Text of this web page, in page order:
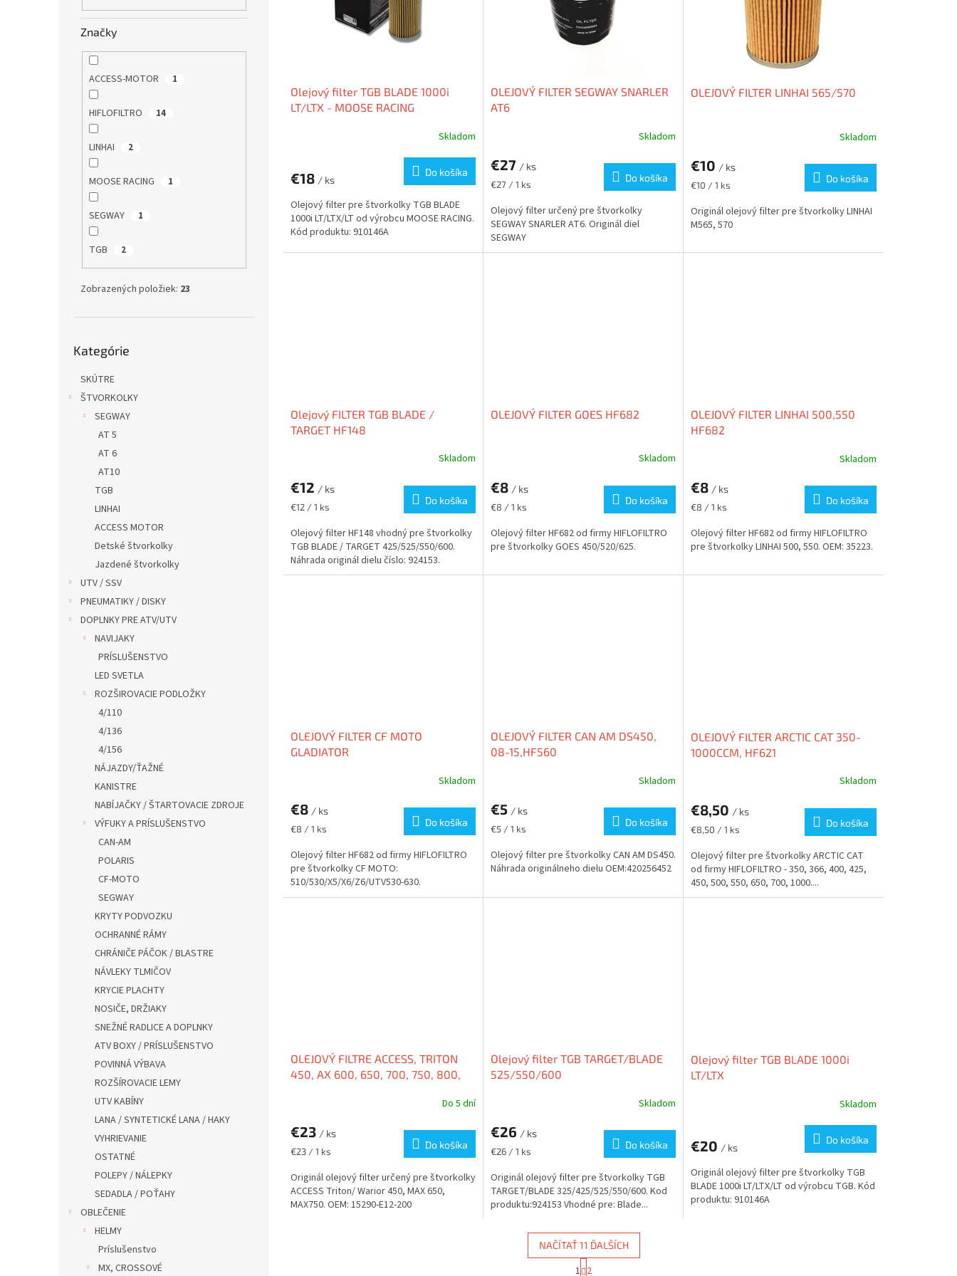
Značky
ACCESS-MOTOR 1
HIFLOFILTRO 14
LINHAI 2
MOOSE RACING 1
SEGWAY 1
TGB 2
Zobrazených položiek: 23
kategórie
Kategórie
SKÚTRE
ŠTVORKOLKY
SEGWAY
AT 5
AT 6
AT10
TGB
LINHAI
ACCESS MOTOR
Detské štvorkolky
Jazdené štvorkolky
UTV / SSV
PNEUMATIKY / DISKY
DOPLNKY PRE ATV/UTV
NAVIJAKY
PRÍSLUŠENSTVO
LED SVETLA
ROZŠIROVACIE PODLOŽKY
4/110
4/136
4/156
NÁJAZDY/ŤAŽNÉ
KANISTRE
NABÍJAČKY / ŠTARTOVACIE ZDROJE
VÝFUKY A PRÍSLUŠENSTVO
CAN-AM
POLARIS
CF-MOTO
SEGWAY
KRYTY PODVOZKU
OCHRANNÉ RÁMY
CHRÁNIČE PÁČOK / BLASTRE
NÁVLEKY TLMIČOV
KRYCIE PLACHTY
NOSIČE, DRŽIAKY
SNEŽNÉ RADLICE A DOPLNKY
ATV BOXY / PRÍSLUŠENSTVO
POVINNÁ VÝBAVA
ROZŠÍROVACIE LEMY
UTV KABÍNY
LANA / SYNTETICKÉ LANA / HAKY
VYHRIEVANIE
OSTATNÉ
POLEPY / NÁLEPKY
SEDADLA / POŤAHY
OBLEČENIE
HELMY
Príslušenstvo
MX, CROSSOVÉ
Olejový filter TGB BLADE 1000i
LT/LTX - MOOSE RACING
je
z
5
hviezdičiek.
Skladom
€18 / ks
Do košíka
Olejový filter pre štvorkolky TGB BLADE
1000i LT/LTX/LT od výrobcu MOOSE RACING.
Kód produktu: 910146A
OLEJOVÝ FILTER SEGWAY SNARLER
AT6
Skladom
€27 / ks
Jednotková
€27 / 1 ks
Do košíka
Olejový filter určený pre štvorkolky
SEGWAY SNARLER AT6. Originál diel
SEGWAY
OLEJOVÝ FILTER LINHAI 565/570
Skladom
€10 / ks
Jednotková
€10 / 1 ks
Do košíka
Originál olejový filter pre štvorkolky LINHAI
M565, 570
Olejový FILTER TGB BLADE /
TARGET HF148
Skladom
€12 / ks
Jednotková
€12 / 1 ks
Do košíka
Olejový filter HF148 vhodný pre štvorkolky
TGB BLADE / TARGET 425/525/550/600.
Náhrada originál dielu číslo: 924153.
OLEJOVÝ FILTER GOES HF682
Skladom
€8 / ks
Jednotková
€8 / 1 ks
Do košíka
Olejový filter HF682 od firmy HIFLOFILTRO
pre štvorkolky GOES 450/520/625.
OLEJOVÝ FILTER LINHAI 500,550
HF682
Skladom
€8 / ks
Jednotková
€8 / 1 ks
Do košíka
Olejový filter HF682 od firmy HIFLOFILTRO
pre štvorkolky LINHAI 500, 550. OEM: 35223.
OLEJOVÝ FILTER CF MOTO
GLADIATOR
Skladom
€8 / ks
Jednotková
€8 / 1 ks
Do košíka
Olejový filter HF682 od firmy HIFLOFILTRO
pre štvorkolky CF MOTO:
510/530/X5/X6/Z6/UTV530-630.
OLEJOVÝ FILTER CAN AM DS450,
08-15,HF560
Skladom
€5 / ks
Jednotková
€5 / 1 ks
Do košíka
Olejový filter pre štvorkolky CAN AM DS450.
Náhrada originálneho dielu OEM:420256452
OLEJOVÝ FILTER ARCTIC CAT 350-
1000CCM, HF621
Skladom
€8,50 / ks
Jednotková
€8,50 / 1 ks
Do košíka
Olejový filter pre štvorkolky ARCTIC CAT
od firmy HIFLOFILTRO - 350, 366, 400, 425,
450, 500, 550, 650, 700, 1000....
OLEJOVÝ FILTRE ACCESS, TRITON
450, AX 600, 650, 700, 750, 800,
Do 5 dní
€23 / ks
Jednotková
€23 / 1 ks
Do košíka
Originál olejový filter určený pre štvorkolky
ACCESS Triton/ Warior 450, MAX 650,
MAX750. OEM: 15290-E12-200
Olejový filter TGB TARGET/BLADE
525/550/600
Skladom
€26 / ks
Jednotková
€26 / 1 ks
Do košíka
Originál olejový filter pre štvorkolky TGB
TARGET/BLADE 325/425/525/550/600. Kod
produktu:924153 Vhodné pre: Blade...
Olejový filter TGB BLADE 1000i
LT/LTX
Skladom
€20 / ks
Do košíka
Originál olejový filter pre štvorkolky TGB
BLADE 1000i LT/LTX/LT od výrobcu TGB. Kód
produktu: 910146A
NAČÍTAŤ 11 ĎALŠÍCH
1 2